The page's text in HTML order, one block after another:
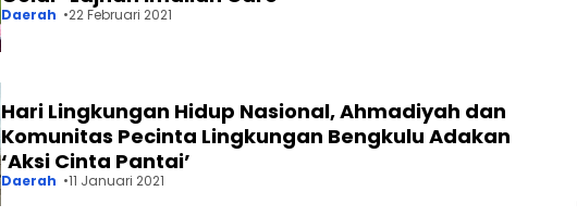
Daerah 22 Februari 2021
Hari Lingkungan Hidup Nasional, Ahmadiyah dan
Komunitas Pecinta Lingkungan Bengkulu Adakan
‘Aksi Cinta Pantai’
Daerah 11 Januari 2021